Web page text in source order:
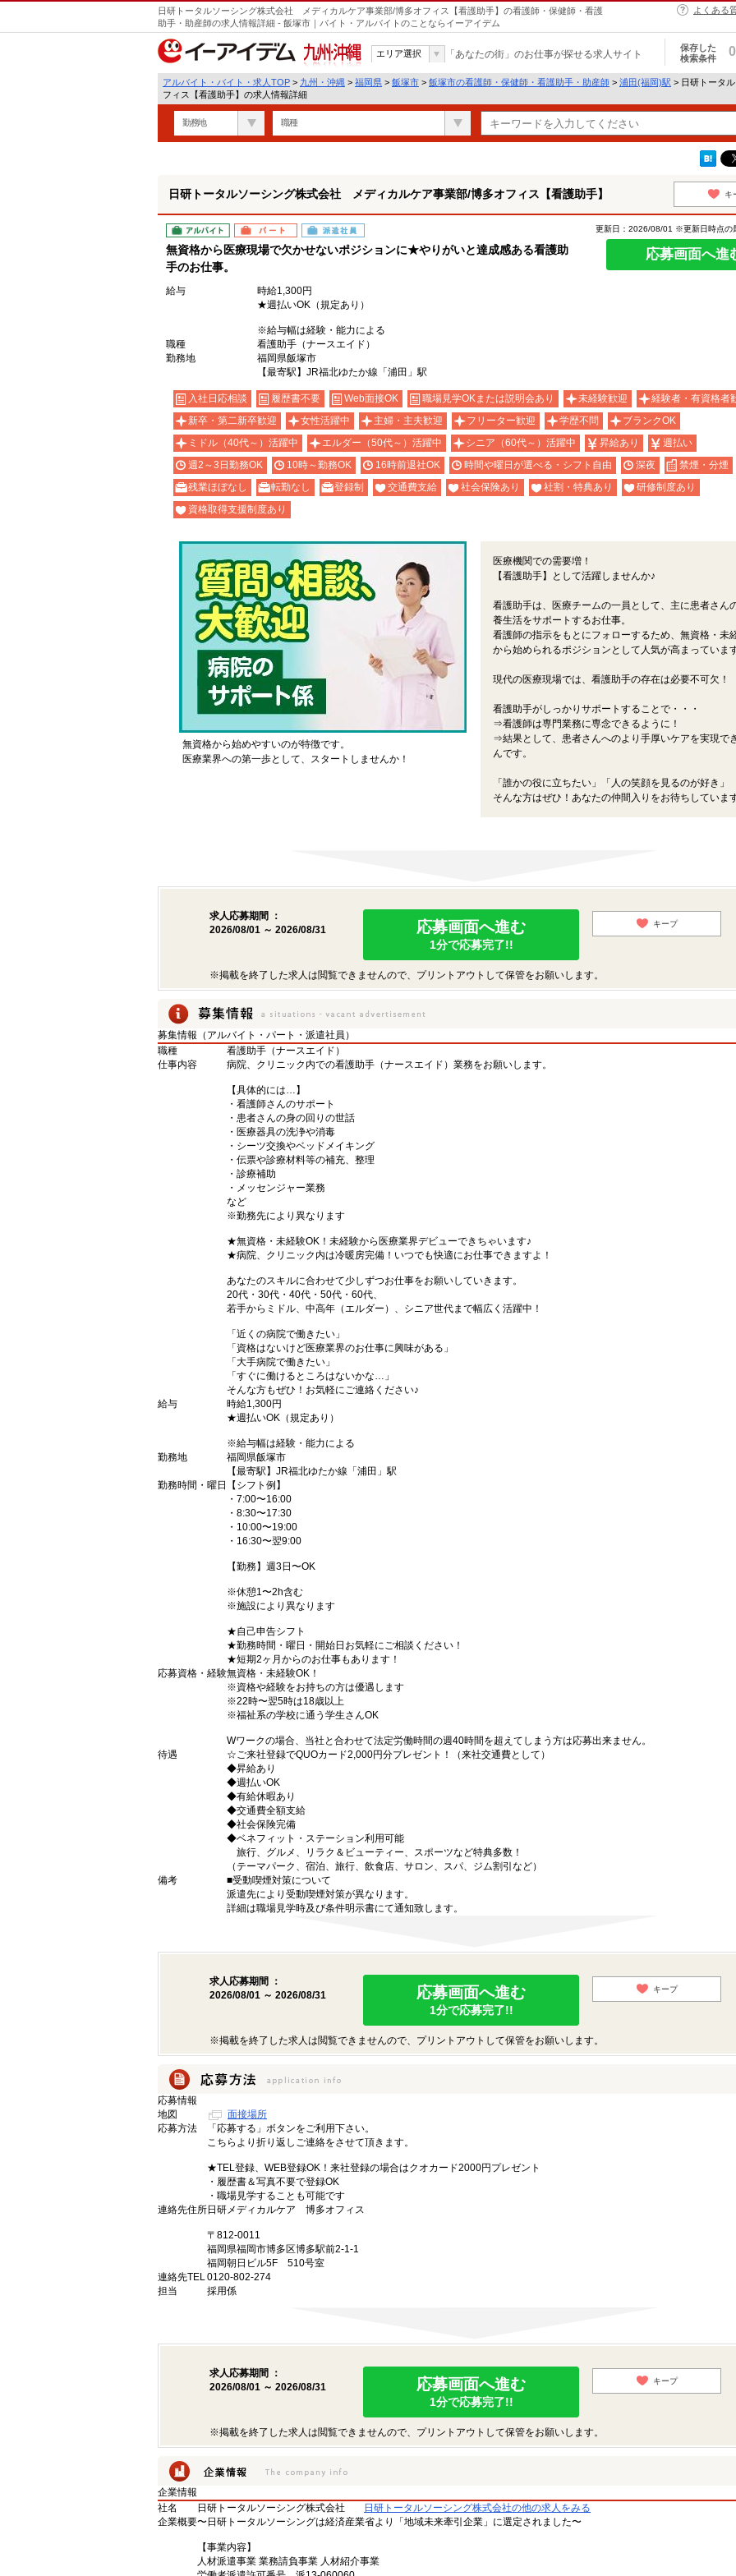
日研トータルソーシング株式会社 メディカルケア事業部/博多オフィス【看護助手】の看護師・保健師・看護
助手・助産師の求人情報詳細 - 飯塚市｜バイト・アルバイトのことならイーアイデム
よくある
九州・沖縄
エリア選択 「あなたの街」のお仕事が探せる求人サイト
保存した
検索条件
0
アルバイト・バイト・求人TOP > 九州・沖縄 > 福岡県 > 飯塚市 > 飯塚市の看護師・保健師・看護助手・助産師 > 浦田(福岡)駅 > 日研トータ
フィス【看護助手】の求人情報詳細
勤務地 職種
日研トータルソーシング株式会社 メディカルケア事業部/博多オフィス【看護助手】 キ
アルバイト パート 派遣社員
無資格から医療現場で欠かせないポジションに★やりがいと達成感ある看護助
手のお仕事。
更新日：2026/08/01 ※更新日時点の
応募画面へ進
給与
時給1,300円
★週払いOK（規定あり）
※給与幅は経験・能力による
職種
看護助手（ナースエイド）
勤務地
福岡県飯塚市
【最寄駅】JR福北ゆたか線「浦田」駅
入社日応相談 履歴書不要 Web面接OK 職場見学OKまたは説明会あり 未経験歓迎
経験者・有資格者
新卒・第二新卒歓迎
女性活躍中 主婦・主夫歓迎 フリーター歓迎 学歴不問
ブランクOK
ミドル（40代～）活躍中
エルダー（50代～）活躍中 シニア（60代～）活躍中 昇給あり
週払い
週2～3日勤務OK
10時～勤務OK 16時前退社OK 時間や曜日が選べる・シフト自由 深夜
禁煙・分煙
残業ほぼなし
転勤なし 登録制 交通費支給 社会保険あり 社割・特典あり
研修制度あり
資格取得支援制度あり
無資格から始めやすいのが特徴です。
医療業界への第一歩として、スタートしませんか！
医療機関での需要増！
【看護助手】として活躍しませんか♪
看護助手は、医療チームの一員として、主に患者さん
養生活をサポートするお仕事。
看護師の指示をもとにフォローするため、無資格・未
から始められるポジションとして人気が高まっていま
現代の医療現場では、看護助手の存在は必要不可欠！
看護助手がしっかりサポートすることで・・・
⇒看護師は専門業務に専念できるように！
⇒結果として、患者さんへのより手厚いケアを実現で
んです。
「誰かの役に立ちたい」「人の笑顔を見るのが好き」
そんな方はぜひ！あなたの仲間入りをお待ちしています
求人応募期間 ：
2026/08/01 ～ 2026/08/31
応募画面へ進む
1分で応募完了!!
キープ
※掲載を終了した求人は閲覧できませんので、プリントアウトして保管をお願いします。
募集情報（アルバイト・パート・派遣社員）
職種
看護助手（ナースエイド）
仕事内容
病院、クリニック内での看護助手（ナースエイド）業務をお願いします。
【具体的には…】
・看護師さんのサポート
・患者さんの身の回りの世話
・医療器具の洗浄や消毒
・シーツ交換やベッドメイキング
・伝票や診療材料等の補充、整理
・診療補助
・メッセンジャー業務
など
※勤務先により異なります
★無資格・未経験OK！未経験から医療業界デビューできちゃいます♪
★病院、クリニック内は冷暖房完備！いつでも快適にお仕事できますよ！
あなたのスキルに合わせて少しずつお仕事をお願いしていきます。
20代・30代・40代・50代・60代、
若手からミドル、中高年（エルダー）、シニア世代まで幅広く活躍中！
「近くの病院で働きたい」
「資格はないけど医療業界のお仕事に興味がある」
「大手病院で働きたい」
「すぐに働けるところはないかな…」
そんな方もぜひ！お気軽にご連絡ください♪
給与
時給1,300円
★週払いOK（規定あり）
※給与幅は経験・能力による
勤務地
福岡県飯塚市
【最寄駅】JR福北ゆたか線「浦田」駅
勤務時間・曜日
【シフト例】
・7:00〜16:00
・8:30〜17:30
・10:00〜19:00
・16:30〜翌9:00
【勤務】週3日〜OK
※休憩1〜2h含む
※施設により異なります
★自己申告シフト
★勤務時間・曜日・開始日お気軽にご相談ください！
★短期2ヶ月からのお仕事もあります！
応募資格・経験無資格・未経験OK！
※資格や経験をお持ちの方は優遇します
※22時〜翌5時は18歳以上
※福祉系の学校に通う学生さんOK
Wワークの場合、当社と合わせて法定労働時間の週40時間を超えてしまう方は応募出来ません。
待遇
☆ご来社登録でQUOカード2,000円分プレゼント！（来社交通費として）
◆昇給あり
◆週払いOK
◆有給休暇あり
◆交通費全額支給
◆社会保険完備
◆ベネフィット・ステーション利用可能
旅行、グルメ、リラク＆ビューティー、スポーツなど特典多数！
（テーマパーク、宿泊、旅行、飲食店、サロン、スパ、ジム割引など）
備考
■受動喫煙対策について
派遣先により受動喫煙対策が異なります。
詳細は職場見学時及び条件明示書にて通知致します。
求人応募期間 ：
2026/08/01 ～ 2026/08/31
応募画面へ進む
1分で応募完了!!
キープ
※掲載を終了した求人は閲覧できませんので、プリントアウトして保管をお願いします。
応募情報
地図
面接場所
応募方法
「応募する」ボタンをご利用下さい。
こちらより折り返しご連絡をさせて頂きます。
★TEL登録、WEB登録OK！来社登録の場合はクオカード2000円プレゼント
・履歴書＆写真不要で登録OK
・職場見学することも可能です
連絡先住所日研メディカルケア 博多オフィス
〒812-0011
福岡県福岡市博多区博多駅前2-1-1
福岡朝日ビル5F 510号室
連絡先TEL0120-802-274
担当
採用係
求人応募期間 ：
2026/08/01 ～ 2026/08/31
応募画面へ進む
1分で応募完了!!
キープ
※掲載を終了した求人は閲覧できませんので、プリントアウトして保管をお願いします。
企業情報
社名
日研トータルソーシング株式会社
日研トータルソーシング株式会社の他の求人をみる
企業概要〜日研トータルソーシングは経済産業省より「地域未来牽引企業」に選定されました〜
【事業内容】
人材派遣事業 業務請負事業 人材紹介事業